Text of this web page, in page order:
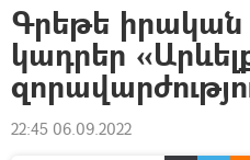
Գրեթե
կադրեր
22:45 06.09.2022